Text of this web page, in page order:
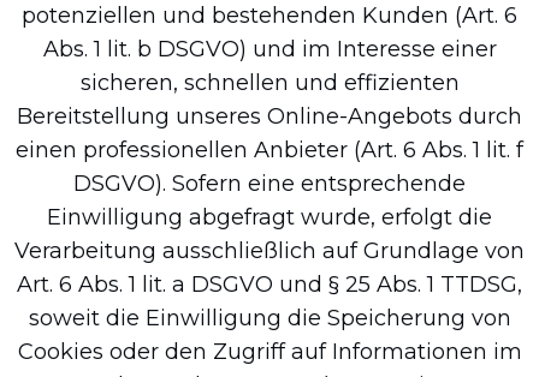
potenziellen und bestehenden Kunden (Art. 6
Abs. 1 lit. b DSGVO) und im Interesse einer
sicheren, schnellen und effizienten
Bereitstellung unseres Online-Angebots durch
einen professionellen Anbieter (Art. 6 Abs. 1 lit. f
DSGVO). Sofern eine entsprechende
Einwilligung abgefragt wurde, erfolgt die
Verarbeitung ausschließlich auf Grundlage von
Art. 6 Abs. 1 lit. a DSGVO und § 25 Abs. 1 TTDSG,
soweit die Einwilligung die Speicherung von
Cookies oder den Zugriff auf Informationen im